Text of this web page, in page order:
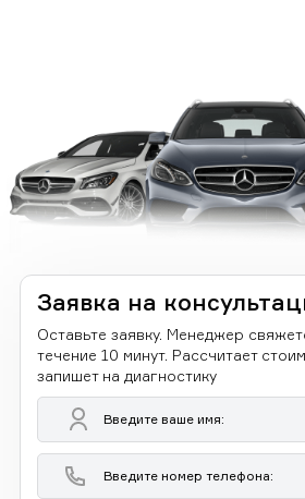
Заявка на
Оставьте заявку. Менеджер
течение 10 минут. Рассчитает
запишет на диагностику